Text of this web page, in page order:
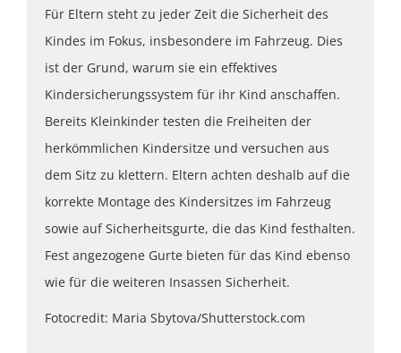
Für Eltern steht zu jeder Zeit die Sicherheit des
Kindes im Fokus, insbesondere im Fahrzeug. Dies
ist der Grund, warum sie ein effektives
Kindersicherungssystem für ihr Kind anschaffen.
Bereits Kleinkinder testen die Freiheiten der
herkömmlichen Kindersitze und versuchen aus
dem Sitz zu klettern. Eltern achten deshalb auf die
korrekte Montage des Kindersitzes im Fahrzeug
sowie auf Sicherheitsgurte, die das Kind festhalten.
Fest angezogene Gurte bieten für das Kind ebenso
wie für die weiteren Insassen Sicherheit.
Fotocredit: Maria Sbytova/Shutterstock.com